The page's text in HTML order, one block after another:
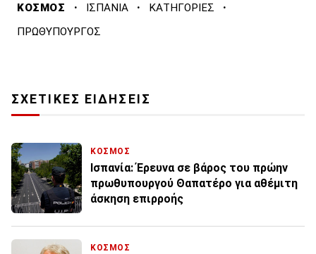
ΚΟΣΜΟΣ · ΙΣΠΑΝΙΑ · ΚΑΤΗΓΟΡΙΕΣ ·
ΠΡΩΘΥΠΟΥΡΓΟΣ
ΣΧΕΤΙΚΕΣ ΕΙΔΗΣΕΙΣ
ΚΟΣΜΟΣ
Ισπανία: Έρευνα σε βάρος του πρώην
πρωθυπουργού Θαπατέρο για αθέμιτη
άσκηση επιρροής
ΚΟΣΜΟΣ